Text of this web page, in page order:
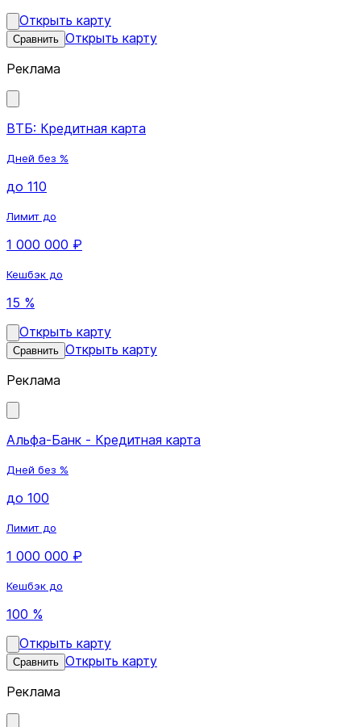
Открыть карту
Сравнить Открыть карту
Реклама
ВТБ: Кредитная карта
Дней без %
до 110
Лимит до
1 000 000 ₽
Кешбэк до
15 %
Открыть карту
Сравнить Открыть карту
Реклама
Альфа-Банк - Кредитная карта
Дней без %
до 100
Лимит до
1 000 000 ₽
Кешбэк до
100 %
Открыть карту
Сравнить Открыть карту
Реклама